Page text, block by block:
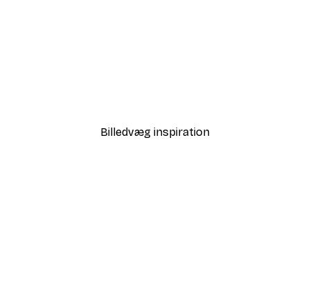
Billedvæg inspiration